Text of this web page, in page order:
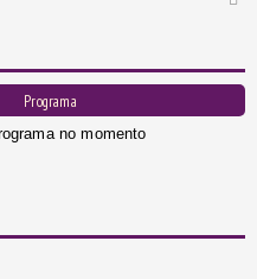
Programa
no momento